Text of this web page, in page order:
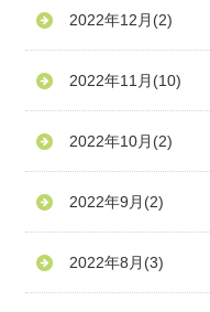
2022年12月 (2)
2022年11月 (10)
2022年10月 (2)
2022年9月 (2)
2022年8月 (3)